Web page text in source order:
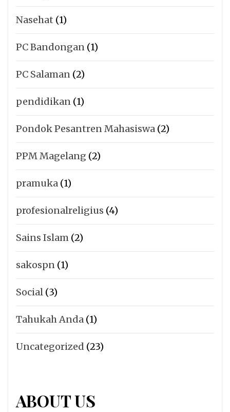
Nasehat (1)
PC Bandongan (1)
PC Salaman (2)
pendidikan (1)
Pondok Pesantren Mahasiswa (2)
PPM Magelang (2)
pramuka (1)
profesionalreligius (4)
Sains Islam (2)
sakospn (1)
Social (3)
Tahukah Anda (1)
Uncategorized (23)
ABOUT US